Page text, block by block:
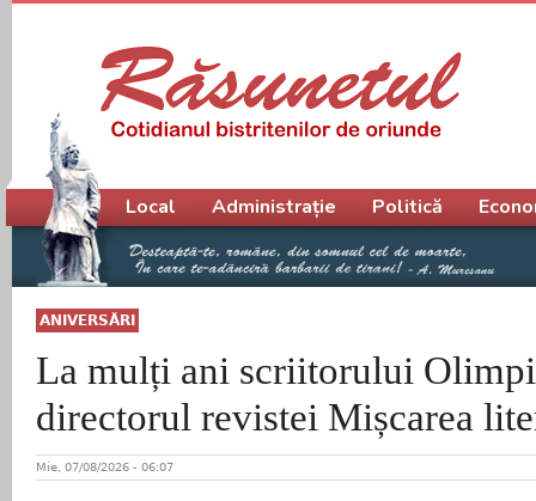
ANIVERSĂRI
La mulți ani scriitorului
directorul revistei Mișcarea
Mie, 07/08/2026 - 06:07
Meniu principal
Local Administrație Politică